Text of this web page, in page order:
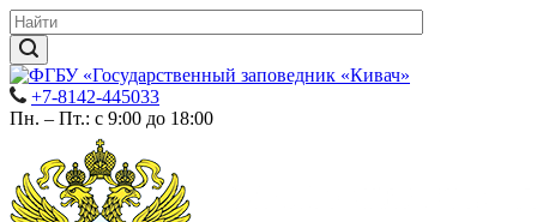
+7-8142-445033
Пн. – Пт.: с 9:00 до 18:00